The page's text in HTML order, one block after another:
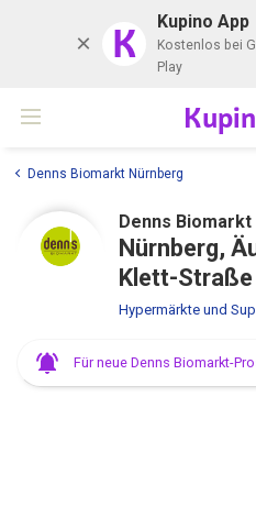
K Kupino App
Kostenlos bei
Play
Denns Biomarkt Nürnberg
Denns Biomarkt
Nürnberg,
Klett-Straße
Hypermärkte und
Für neue Denns Biomarkt-